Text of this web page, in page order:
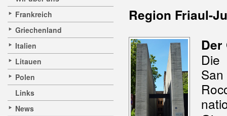
Frankreich
Griechenland
Italien
Litauen
Polen
Links
News
Region Friaul-
Der
Die